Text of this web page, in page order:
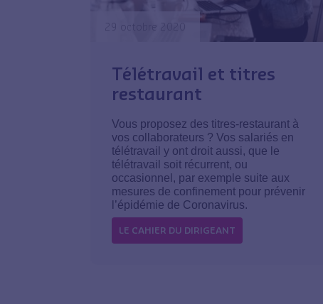
29 octobre 2020
Télétravail et titres
restaurant
Vous proposez des titres-restaurant à
vos collaborateurs ? Vos salariés en
télétravail y ont droit aussi, que le
télétravail soit récurrent, ou
occasionnel, par exemple suite aux
mesures de confinement pour prévenir
l’épidémie de Coronavirus.
LE CAHIER DU DIRIGEANT